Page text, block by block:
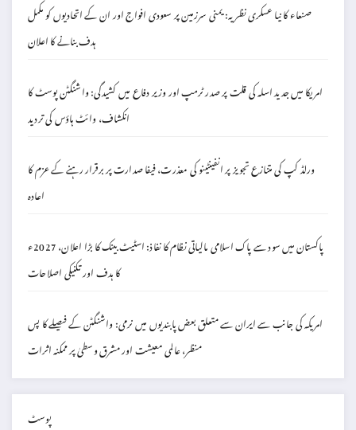
صنعاء کا نیا عسکری نظریہ: یمنی سرزمین پر سعودی افواج اور ان کے اتحادیوں کو مکمل
ہدف بنانے کا اعلان
امریکا میں جدید اسلہ کی قلت پر صدر ٹرمپ اور وزیر دفاع میں کشیدگی: واشنگٹن پوسٹ کا
انکشاف، وائٹ ہاؤس کی تردید
ورلڈ کپ کی متنازع تجویز پر انفینٹینو کی معذرت، فیفا صدارت پر برقرار رہنے کے عزم کا
اعادہ
پاکستان میں سود سے پاک اسلامی مالیاتی نظام کا نفاذ: اسٹیٹ بینک کا بڑا اعلان، 2027ء
کا ہدف اور تکنیکی اصلاحات
امریکہ کی جانب سے ایران سے متعلق بعض پابندیوں میں نرمی: واشنگٹن کے فیصلے کا پس
منظر، عالمی معیشت اور مشرق وسطیٰ پر ممکنہ اثرات
پوسٹ